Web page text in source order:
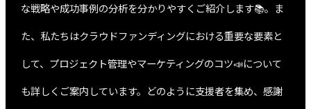
な戦略や成功事例の分析を分かりやすくご紹介します📚。ま
た、私たちはクラウドファンディングにおける重要な要素と
して、プロジェクト管理やマーケティングのコツ📣について
も詳しくご案内しています。どのように支援者を集め、感謝